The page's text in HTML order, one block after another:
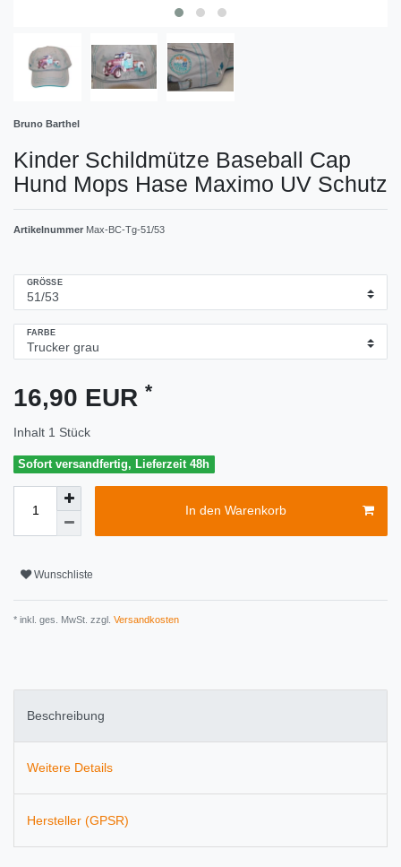
Bruno Barthel
Kinder Schildmütze Baseball Cap
Hund Mops Hase Maximo UV Schutz
Artikelnummer Max-BC-Tg-51/53
GRÖSSE
FARBE
16,90 EUR *
Inhalt 1 Stück
Sofort versandfertig, Lieferzeit 48h
In den Warenkorb
Wunschliste
* inkl. ges. MwSt. zzgl. Versandkosten
Beschreibung
Weitere Details
Hersteller (GPSR)